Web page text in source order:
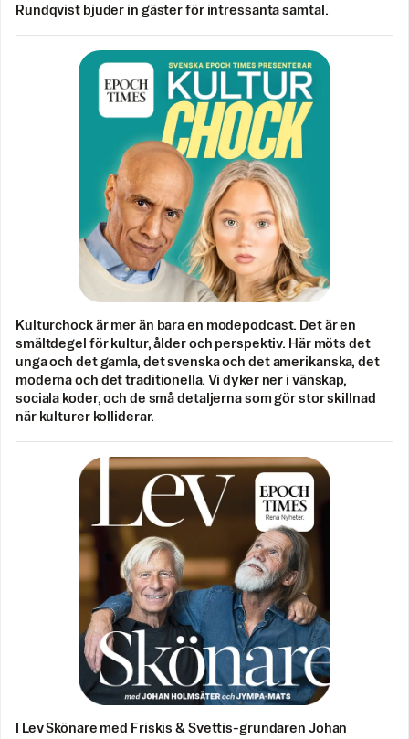
Rundqvist bjuder in gäster för intressanta samtal.
Kulturchock är mer än bara en modepodcast. Det är en
smältdegel för kultur, ålder och perspektiv. Här möts det
unga och det gamla, det svenska och det amerikanska, det
moderna och det traditionella. Vi dyker ner i vänskap,
sociala koder, och de små detaljerna som gör stor skillnad
när kulturer kolliderar.
I Lev Skönare med Friskis & Svettis-grundaren Johan